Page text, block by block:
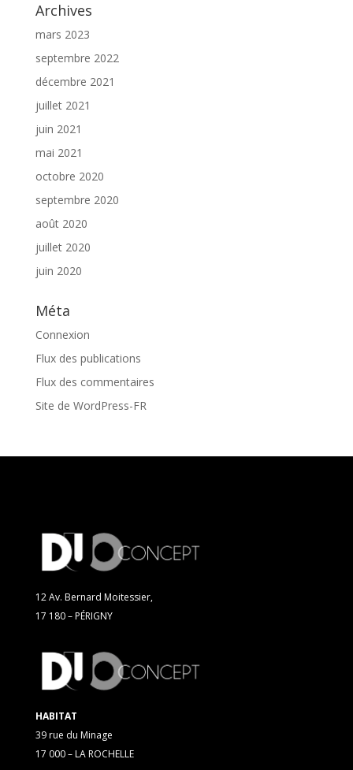
Archives
mars 2023
septembre 2022
décembre 2021
juillet 2021
juin 2021
mai 2021
octobre 2020
septembre 2020
août 2020
juillet 2020
juin 2020
Méta
Connexion
Flux des publications
Flux des commentaires
Site de WordPress-FR
12 Av. Bernard Moitessier,
17 180 – PÉRIGNY
HABITAT
39 rue du Minage
17 000 – LA ROCHELLE